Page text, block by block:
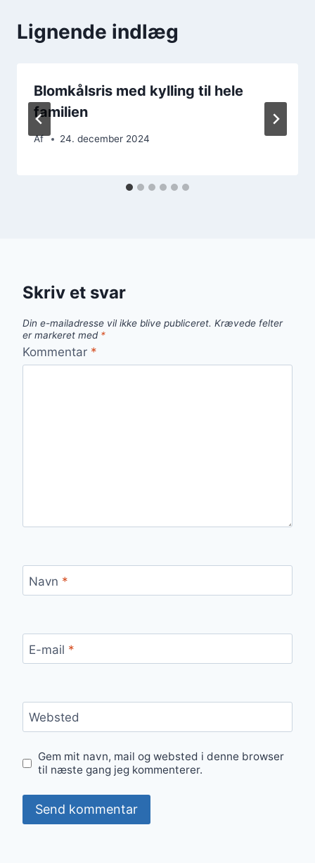
Lignende indlæg
Blomkålsris med kylling til hele
familien
Af 24. december 2024
Skriv et svar
Din e-mailadresse vil ikke blive publiceret. Krævede felter
er markeret med *
Kommentar *
Navn *
E-mail *
Websted
Gem mit navn, mail og websted i denne browser
til næste gang jeg kommenterer.